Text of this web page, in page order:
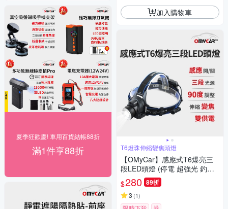
夏季狂歡慶! 車用百貨結帳88折
滿1件享88折
加入購物車
T6燈珠伸縮變焦頭燈
【OMyCar】感應式T6爆亮三
段LED頭燈 (停電 超強光 釣魚
頭燈 登山頭燈 工作頭燈)
$280 89折
3 (1)